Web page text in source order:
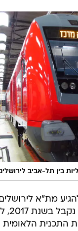
בין תל-אביב לירושלים
מת"א
את
התכנית